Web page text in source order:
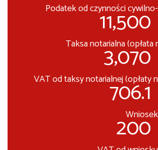
Podatek od czynności
Taksa notarialna (opłata
VAT od taksy notarialnej (opłaty
200